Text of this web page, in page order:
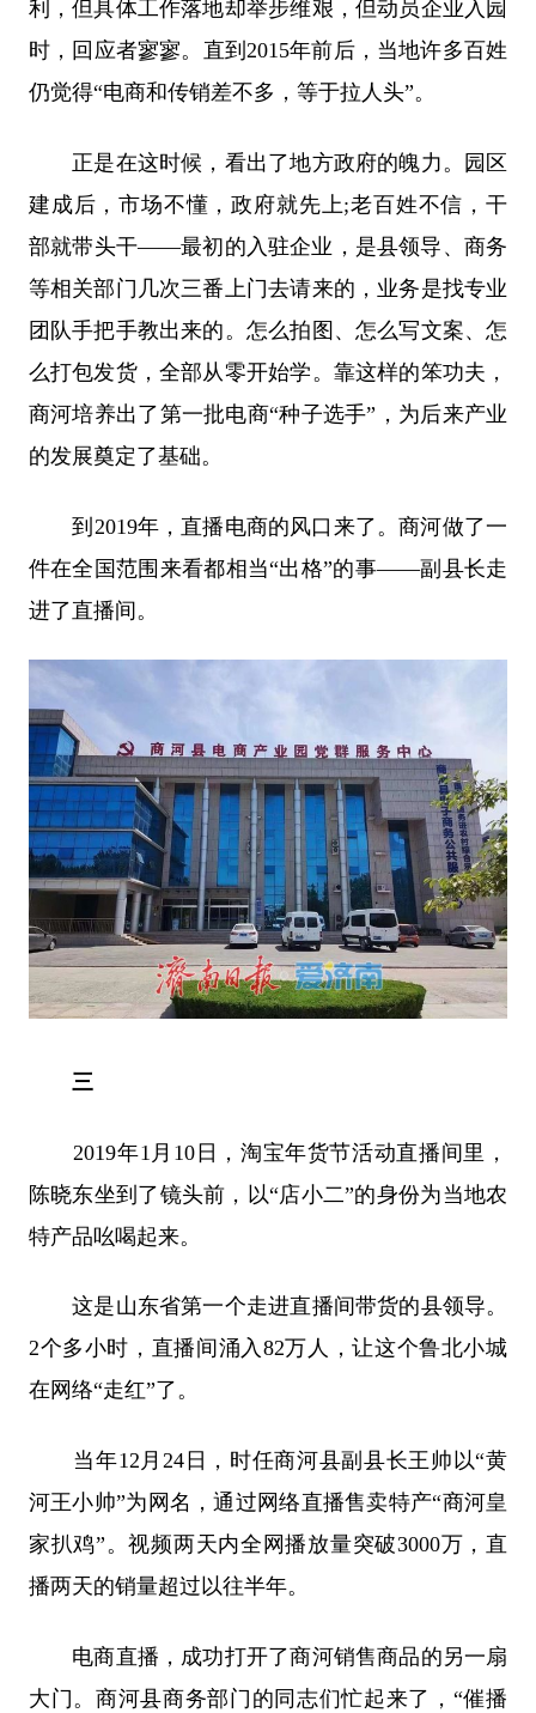
利，但具体工作落地却举步维艰，但动员企业入园
时，回应者寥寥。直到2015年前后，当地许多百姓
仍觉得“电商和传销差不多，等于拉人头”。
正是在这时候，看出了地方政府的魄力。园区
建成后，市场不懂，政府就先上;老百姓不信，干
部就带头干——最初的入驻企业，是县领导、商务
等相关部门几次三番上门去请来的，业务是找专业
团队手把手教出来的。怎么拍图、怎么写文案、怎
么打包发货，全部从零开始学。靠这样的笨功夫，
商河培养出了第一批电商“种子选手”，为后来产业
的发展奠定了基础。
到2019年，直播电商的风口来了。商河做了一
件在全国范围来看都相当“出格”的事——副县长走
进了直播间。
三
2019年1月10日，淘宝年货节活动直播间里，
陈晓东坐到了镜头前，以“店小二”的身份为当地农
特产品吆喝起来。
这是山东省第一个走进直播间带货的县领导。
2个多小时，直播间涌入82万人，让这个鲁北小城
在网络“走红”了。
当年12月24日，时任商河县副县长王帅以“黄
河王小帅”为网名，通过网络直播售卖特产“商河皇
家扒鸡”。视频两天内全网播放量突破3000万，直
播两天的销量超过以往半年。
电商直播，成功打开了商河销售商品的另一扇
大门。商河县商务部门的同志们忙起来了，“催播